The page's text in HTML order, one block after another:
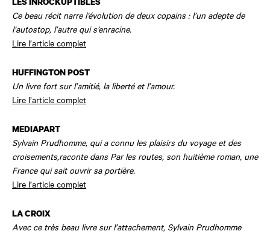
Ce beau récit narre l’évolution de deux copains : l’un adepte de
l’autostop, l’autre qui s’enracine.
Lire l’article complet
HUFFINGTON POST
Un livre fort sur l’amitié, la liberté et l’amour.
Lire l’article complet
MEDIAPART
Sylvain Prudhomme, qui a connu les plaisirs du voyage et des
croisements,raconte dans Par les routes, son huitième roman, une
France qui sait ouvrir sa portière.
Lire l’article complet
LA CROIX
Avec ce très beau livre sur l’attachement, Sylvain Prudhomme